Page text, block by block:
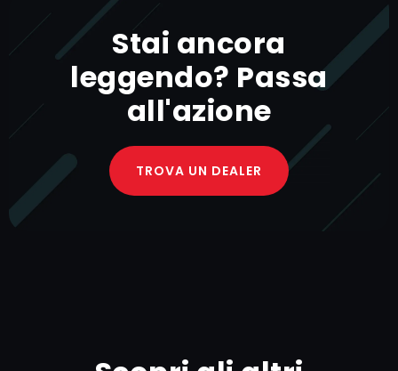
Stai ancora
leggendo? Passa
all'azione
TROVA UN DEALER